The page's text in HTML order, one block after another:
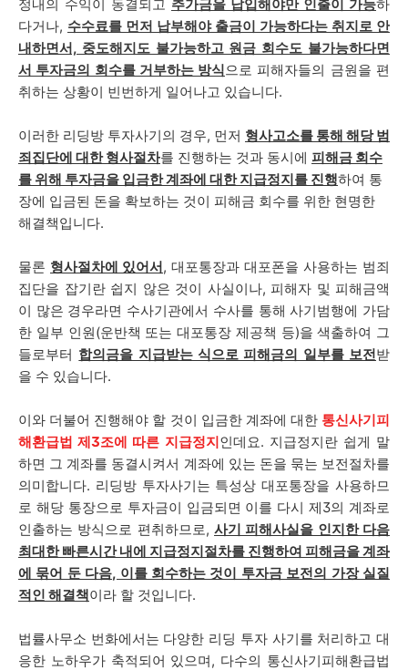
정내의 수익이 동결되고 추가금을 납입해야만 인출이 가능하
다거나, 수수료를 먼저 납부해야 출금이 가능하다는 취지로 안
내하면서, 중도해지도 불가능하고 원금 회수도 불가능하다면
서 투자금의 회수를 거부하는 방식으로 피해자들의 금원을 편
취하는 상황이 빈번하게 일어나고 있습니다.
이러한 리딩방 투자사기의 경우, 먼저 형사고소를 통해 해당 범
죄집단에 대한 형사절차를 진행하는 것과 동시에 피해금 회수
를 위해 투자금을 입금한 계좌에 대한 지급정지를 진행하여 통
장에 입금된 돈을 확보하는 것이 피해금 회수를 위한 현명한
해결책입니다.
물론 형사절차에 있어서, 대포통장과 대포폰을 사용하는 범죄
집단을 잡기란 쉽지 않은 것이 사실이나, 피해자 및 피해금액
이 많은 경우라면 수사기관에서 수사를 통해 사기범행에 가담
한 일부 인원(운반책 또는 대포통장 제공책 등)을 색출하여 그
들로부터 합의금을 지급받는 식으로 피해금의 일부를 보전받
을 수 있습니다.
이와 더불어 진행해야 할 것이 입금한 계좌에 대한 통신사기피
해환급법 제3조에 따른 지급정지인데요. 지급정지란 쉽게 말
하면 그 계좌를 동결시켜서 계좌에 있는 돈을 묶는 보전절차를
의미합니다. 리딩방 투자사기는 특성상 대포통장을 사용하므
로 해당 통장으로 투자금이 입금되면 이를 다시 제3의 계좌로
인출하는 방식으로 편취하므로, 사기 피해사실을 인지한 다음
최대한 빠른시간 내에 지급정지절차를 진행하여 피해금을 계좌
에 묶어 둔 다음, 이를 회수하는 것이 투자금 보전의 가장 실질
적인 해결책이라 할 것입니다.
법률사무소 번화에서는 다양한 리딩 투자 사기를 처리하고 대
응한 노하우가 축적되어 있으며, 다수의 통신사기피해환급법